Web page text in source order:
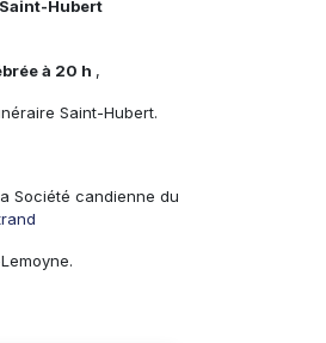
Hubert
à 20 h ,
Saint-Hubert.
Société candienne du